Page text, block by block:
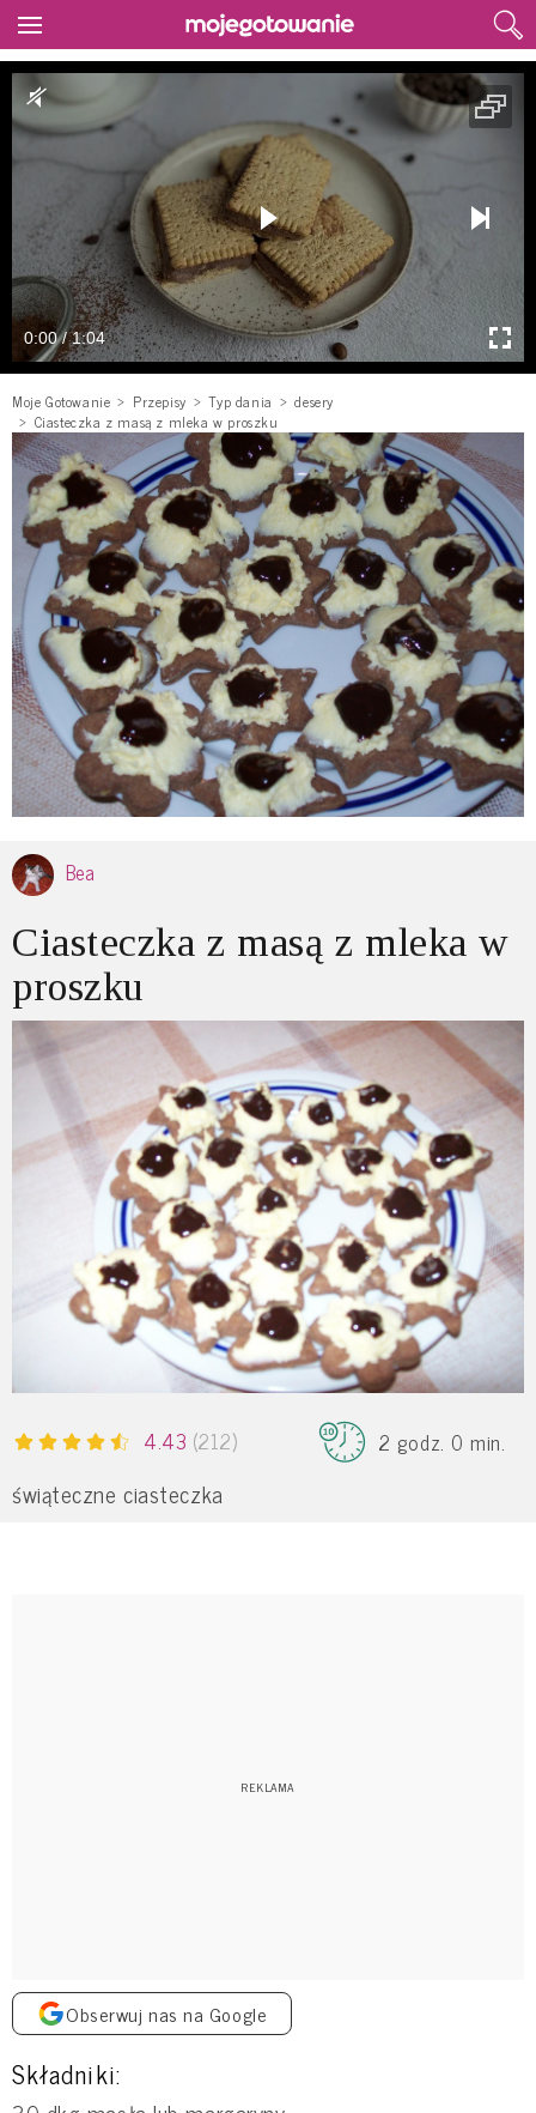
0:00 / 1:04
Moje Gotowanie Przepisy Typ dania
desery
Ciasteczka z masą z mleka w proszku
Bea
Ciasteczka z masą z mleka w
proszku
4.43 (212) 2 godz. 0 min.
świąteczne ciasteczka
Obserwuj nas na Google
Składniki: